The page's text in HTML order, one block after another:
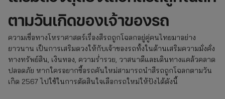
ตามวันเกิดของเจ้าของรถ
ความเชื่อทางโหราศาสตร์เรื่องสีรถถูกโฉลกอยู่คู่คนไทยมาอย่าง
ยาวนาน เป็นการเสริมดวงให้กับเจ้าของรถทั้งในด้านเสริมความมั่งคั่ง
ทางทรัพย์สิน, เงินทอง, ความร่ำรวย, วาสนาดีและเดินทางแคล้วคลาด
ปลอดภัย หากใครอยากซื้อรถคันใหม่สามารถนำสีรถถูกโฉลกตามวัน
เกิด 2567 ไปใช้ในการตัดสินใจเลือกรถใหม่ให้ปังได้ดังนี้